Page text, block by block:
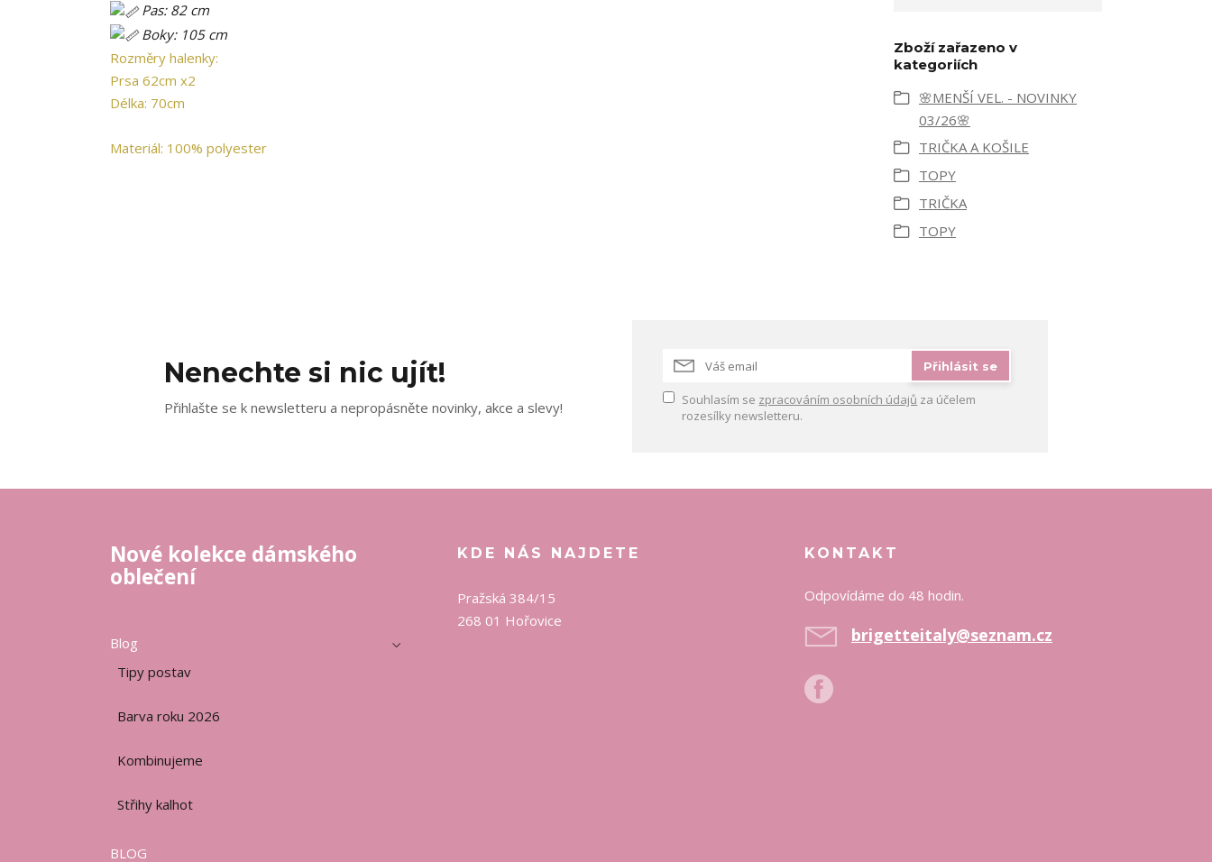
Pas: 82 cm
Boky: 105 cm
Rozměry halenky:
Prsa 62cm x2
Délka: 70cm
Materiál: 100% polyester
Zboží zařazeno v
kategoriích
🌸MENŠÍ VEL. - NOVINKY
03/26🌸
TRIČKA A KOŠILE
TOPY
TRIČKA
TOPY
Nenechte si nic ujít!
Přihlašte se k newsletteru a nepropásněte novinky, akce a slevy!
Přihlásit se
Souhlasím se zpracováním osobních údajů za účelem
rozesílky newsletteru.
Nové kolekce dámského
oblečení
Blog
Tipy postav
Barva roku 2026
Kombinujeme
Střihy kalhot
BLOG
KDE NÁS NAJDETE
Pražská 384/15
268 01 Hořovice
KONTAKT
Odpovídáme do 48 hodin.
brigetteitaly@seznam.cz